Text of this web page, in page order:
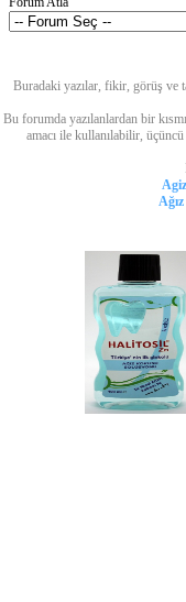
Buradaki yazılar, fikir, görüş ve
Bu forumda yazılanlardan bir
amacı ile kullanılabilir,